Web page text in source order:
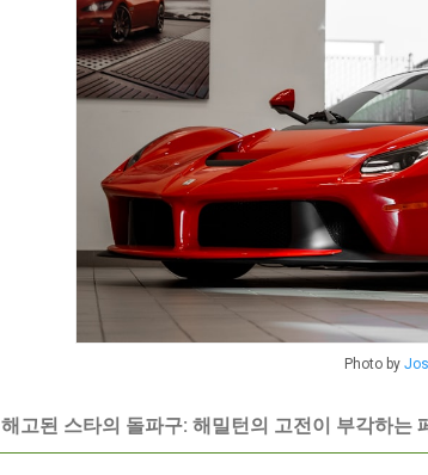
Photo by
해고된 스타의 돌파구: 해밀턴의 고전이 부각하는